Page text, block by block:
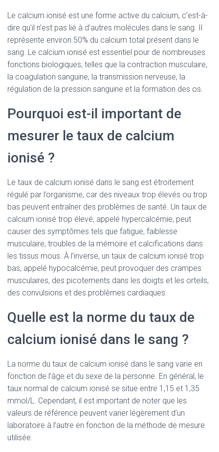
Le calcium ionisé est une forme active du calcium, c’est-à-
dire qu’il n’est pas lié à d’autres molécules dans le sang. Il
représente environ 50% du calcium total présent dans le
sang. Le calcium ionisé est essentiel pour de nombreuses
fonctions biologiques, telles que la contraction musculaire,
la coagulation sanguine, la transmission nerveuse, la
régulation de la pression sanguine et la formation des os.
Pourquoi est-il important de
mesurer le taux de calcium
ionisé ?
Le taux de calcium ionisé dans le sang est étroitement
régulé par l’organisme, car des niveaux trop élevés ou trop
bas peuvent entraîner des problèmes de santé. Un taux de
calcium ionisé trop élevé, appelé hypercalcémie, peut
causer des symptômes tels que fatigue, faiblesse
musculaire, troubles de la mémoire et calcifications dans
les tissus mous. À l’inverse, un taux de calcium ionisé trop
bas, appelé hypocalcémie, peut provoquer des crampes
musculaires, des picotements dans les doigts et les orteils,
des convulsions et des problèmes cardiaques.
Quelle est la norme du taux de
calcium ionisé dans le sang ?
La norme du taux de calcium ionisé dans le sang varie en
fonction de l’âge et du sexe de la personne. En général, le
taux normal de calcium ionisé se situe entre 1,15 et 1,35
mmol/L. Cependant, il est important de noter que les
valeurs de référence peuvent varier légèrement d’un
laboratoire à l’autre en fonction de la méthode de mesure
utilisée.